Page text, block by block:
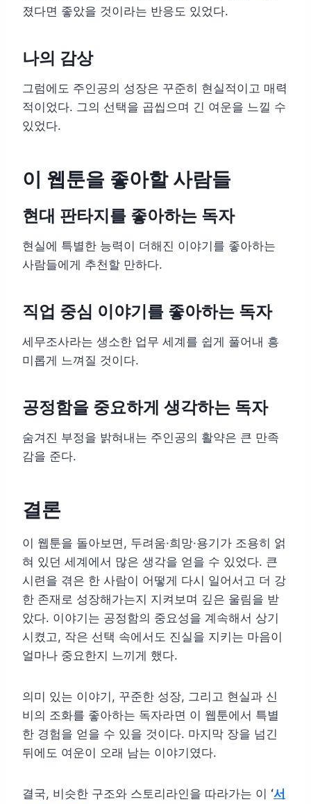
졌다면 좋았을 것이라는 반응도 있었다.
나의 감상
그럼에도 주인공의 성장은 꾸준히 현실적이고 매력
적이었다. 그의 선택을 곱씹으며 긴 여운을 느낄 수
있었다.
이 웹툰을 좋아할 사람들
현대 판타지를 좋아하는 독자
현실에 특별한 능력이 더해진 이야기를 좋아하는
사람들에게 추천할 만하다.
직업 중심 이야기를 좋아하는 독자
세무조사라는 생소한 업무 세계를 쉽게 풀어내 흥
미롭게 느껴질 것이다.
공정함을 중요하게 생각하는 독자
숨겨진 부정을 밝혀내는 주인공의 활약은 큰 만족
감을 준다.
결론
이 웹툰을 돌아보면, 두려움·희망·용기가 조용히 얽
혀 있던 세계에서 많은 생각을 얻을 수 있었다. 큰
시련을 겪은 한 사람이 어떻게 다시 일어서고 더 강
한 존재로 성장해가는지 지켜보며 깊은 울림을 받
았다. 이야기는 공정함의 중요성을 계속해서 상기
시켰고, 작은 선택 속에서도 진실을 지키는 마음이
얼마나 중요한지 느끼게 했다.
의미 있는 이야기, 꾸준한 성장, 그리고 현실과 신
비의 조화를 좋아하는 독자라면 이 웹툰에서 특별
한 경험을 얻을 수 있을 것이다. 마지막 장을 넘긴
뒤에도 여운이 오래 남는 이야기였다.
결국, 비슷한 구조와 스토리라인을 따라가는 이 ‘서